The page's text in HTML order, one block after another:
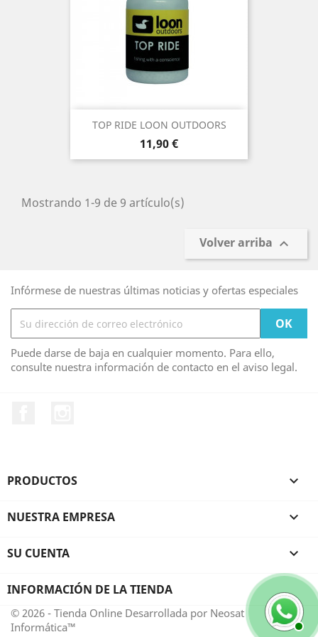
TOP RIDE LOON OUTDOORS
Precio
11,90 €
Mostrando 1-9 de 9 artículo(s)
Volver arriba 
Infórmese de nuestras últimas noticias y ofertas especiales
Puede darse de baja en cualquier momento. Para ello,
consulte nuestra información de contacto en el aviso legal.
PRODUCTOS 
NUESTRA EMPRESA 
SU CUENTA 
INFORMACIÓN DE LA TIENDA
© 2026 - Tienda Online Desarrollada por Neosat
Informática™